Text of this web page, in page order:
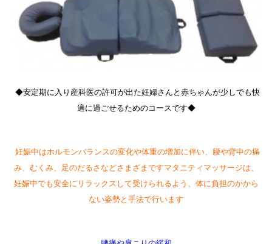
◆安定期に入り産科医の許可が出た妊婦さんと赤ちゃんが少しでも快
適に過ごせるためのコースです◆
妊娠中はホルモンバランスの変化や体重の増加に伴い、腰や背中の痛
み、むくみ、足のだるさなどさまざまですマタニティマッサージは、
妊娠中でも安全にリラックスして受けられるよう、体に負担のかから
ない姿勢と手法で行います